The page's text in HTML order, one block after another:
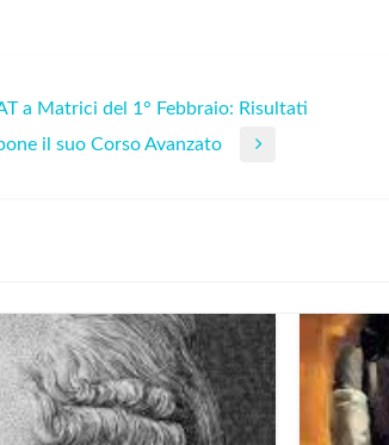
a Matrici del 1° Febbraio: Risultati
il suo Corso Avanzato